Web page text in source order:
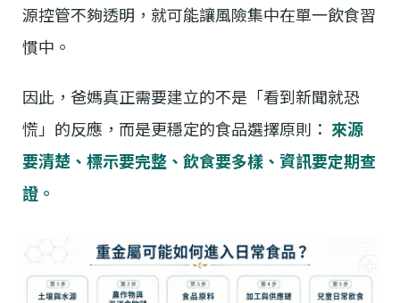
源控管不夠透明，就可能讓風險集中在單一飲食習
慣中。
因此，爸媽真正需要建立的不是「看到新聞就恐
慌」的反應，而是更穩定的食品選擇原則： 來源
要清楚、標示要完整、飲食要多樣、資訊要定期查
證。